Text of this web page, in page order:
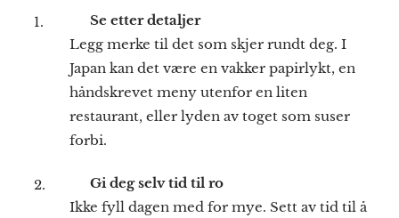
Se etter detaljer
Legg merke til det som skjer rundt deg. I
Japan kan det være en vakker papirlykt, en
håndskrevet meny utenfor en liten
restaurant, eller lyden av toget som suser
forbi.
Gi deg selv tid til ro
Ikke fyll dagen med for mye. Sett av tid til å